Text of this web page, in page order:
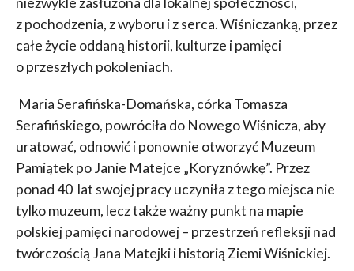
z pochodzenia, z wyboru i z serca. Wiśniczanką, przez
całe życie oddaną historii, kulturze i pamięci
o przeszłych pokoleniach.
Maria Serafińska-Domańska, córka Tomasza
Serafińskiego, powróciła do Nowego Wiśnicza, aby
uratować, odnowić i ponownie otworzyć Muzeum
Pamiątek po Janie Matejce „Koryznówkę”. Przez
ponad 40 lat swojej pracy uczyniła z tego miejsca nie
tylko muzeum, lecz także ważny punkt na mapie
polskiej pamięci narodowej – przestrzeń refleksji nad
twórczością Jana Matejki i historią Ziemi Wiśnickiej.